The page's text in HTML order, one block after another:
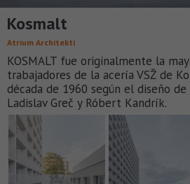
Kosmalt
Atrium Architekti
KOSMALT fue originalmente la
trabajadores de la acería VSŽ de
década de 1960 según el diseño
Ladislav Greč y Róbert Kandrík.